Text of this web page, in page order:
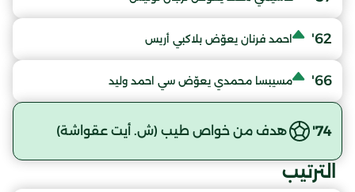
62' احمد فرنان يعوّض بلاكبي أريس
66' مسيبسا محمدي يعوّض سي احمد وليد
74' هدف من خواص طيب (ش. أيت عقواشة)
الترتيب